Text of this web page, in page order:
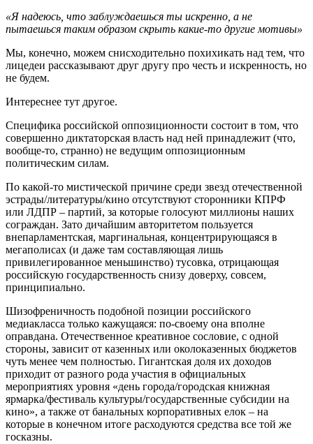
«Я надеюсь, что заблуждаешься ты искренно, а не
пытаешься таким образом скрыть какие-то другие мотивы»
Мы, конечно, можем снисходительно похихикать над тем, что
лицедеи рассказывают друг другу про честь и искренность, но
не будем.
Интереснее тут другое.
Специфика российской оппозиционности состоит в том, что
совершенно диктаторская власть над ней принадлежит (что,
вообще-то, странно) не ведущим оппозиционным
политическим силам.
По какой-то мистической причине среди звезд отечественной
эстрады/литературы/кино отсутствуют сторонники КПРФ
или ЛДПР – партий, за которые голосуют миллионы наших
сограждан. Зато дичайшим авторитетом пользуется
внепарламентская, маргинальная, концентрирующаяся в
мегаполисах (и даже там составляющая лишь
привилегированное меньшинство) тусовка, отрицающая
российскую государственность снизу доверху, совсем,
принципиально.
Шизофреничность подобной позиции российского
медиакласса только кажущаяся: по-своему она вполне
оправдана. Отечественное креативное сословие, с одной
стороны, зависит от казенных или околоказенных бюджетов
чуть менее чем полностью. Гигантская доля их доходов
приходит от разного рода участия в официальных
мероприятиях уровня «день города/городская книжная
ярмарка/фестиваль культуры/государственные субсидии на
кино», а также от банальных корпоративных елок – на
которые в конечном итоге расходуются средства все той же
госказны.